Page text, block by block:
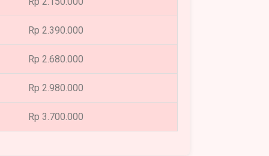
Rp 2.390.000
Rp 2.680.000
Rp 2.980.000
Rp 3.700.000